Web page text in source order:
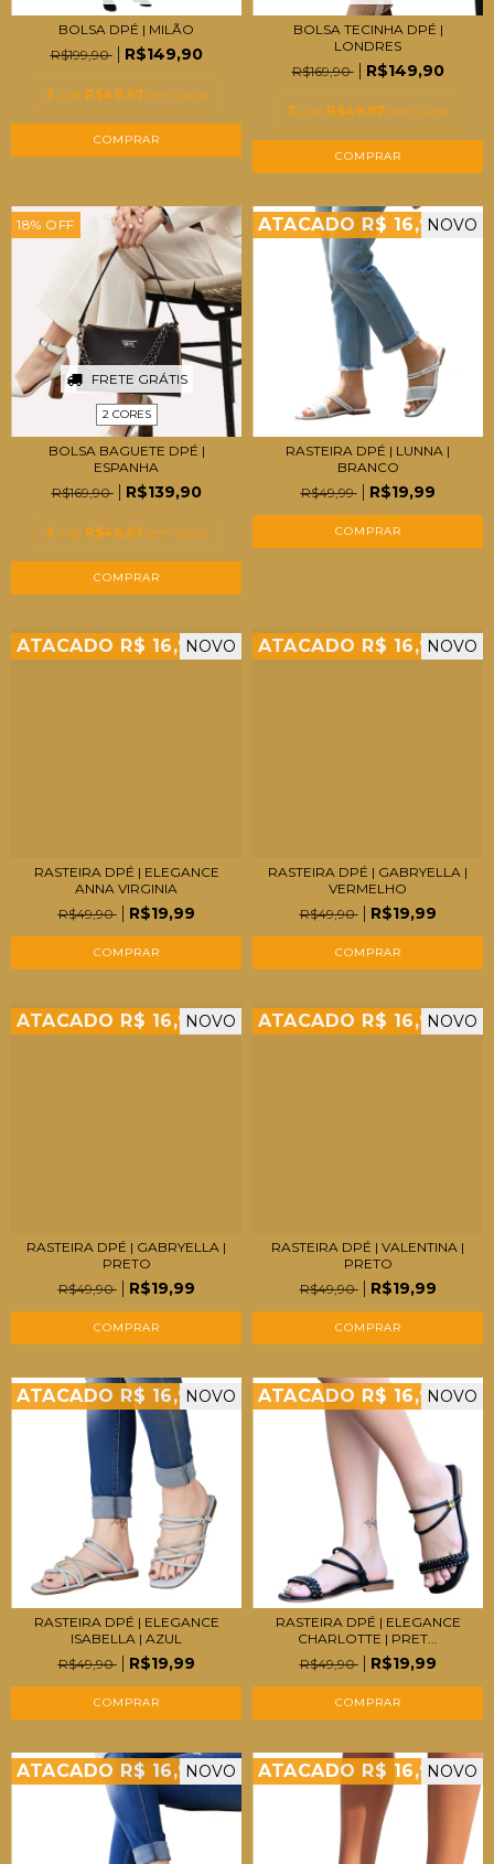
BOLSA DPÉ | MILÃO
R$199,90
R$149,90
3 x de R$49,97 sem juros
COMPRAR
BOLSA TECINHA DPÉ |
LONDRES
R$169,90
R$149,90
3 x de R$49,97 sem juros
COMPRAR
18% OFF
FRETE GRÁTIS
2 CORES
BOLSA BAGUETE DPÉ |
ESPANHA
R$169,90
R$139,90
3 x de R$46,63 sem juros
COMPRAR
ATACADO R$ 16,99NOVO
RASTEIRA DPÉ | LUNNA |
BRANCO
R$49,99
R$19,99
COMPRAR
ATACADO R$ 16,99NOVO
RASTEIRA DPÉ | ELEGANCE
ANNA VIRGINIA
R$49,90
R$19,99
COMPRAR
ATACADO R$ 16,99NOVO
RASTEIRA DPÉ | GABRYELLA |
VERMELHO
R$49,90
R$19,99
COMPRAR
ATACADO R$ 16,99NOVO
RASTEIRA DPÉ | GABRYELLA |
PRETO
R$49,90
R$19,99
COMPRAR
ATACADO R$ 16,99NOVO
RASTEIRA DPÉ | VALENTINA |
PRETO
R$49,90
R$19,99
COMPRAR
ATACADO R$ 16,99NOVO
RASTEIRA DPÉ | ELEGANCE
ISABELLA | AZUL
R$49,90
R$19,99
COMPRAR
ATACADO R$ 16,99NOVO
RASTEIRA DPÉ | ELEGANCE
CHARLOTTE | PRET...
R$49,90
R$19,99
COMPRAR
ATACADO R$ 16,99NOVO ATACADO R$ 16,99NOVO